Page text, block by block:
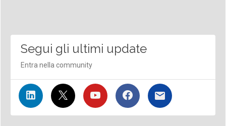
Segui gli ultimi update
Entra nella community